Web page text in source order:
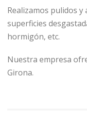
Realizamos pulidos
superficies
hormigón, etc.
Nuestra empresa
Girona.